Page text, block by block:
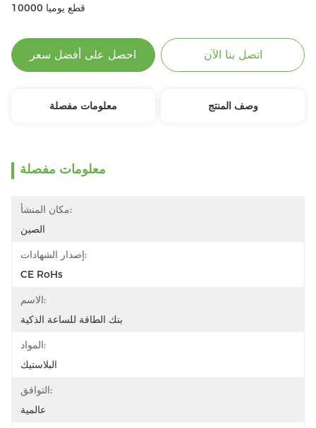
10000 قطع يوميا
احصل على أفضل سعر اتصل بنا الآن
معلومات مفصلة وصف المنتج
معلومات مفصلة
مكان المنشأ:
الصين
إصدار الشهادات:
CE RoHs
الاسم:
بنك الطاقة للساعة الذكية
المواد:
البلاستيك
التوافق:
عالمية